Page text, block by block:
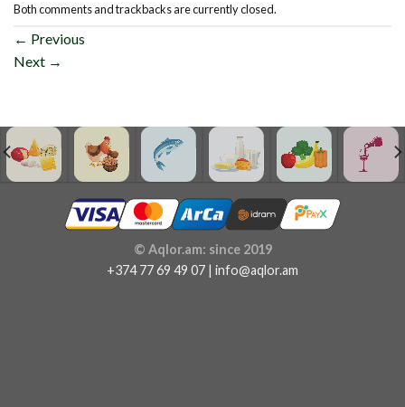
Both comments and trackbacks are currently closed.
← Previous
Next →
© Aqlor.am: since 2019
+374 77 69 49 07 | info@aqlor.am